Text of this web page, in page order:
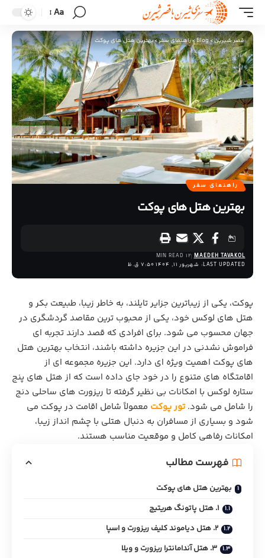
Aa
قصر شیرین>
Blog
>راهنمای سفر>بهترین هتل های پوکت
راهنمای سفر
بهترین هتل های پوکت
LAST UPDATED: شهریور 11, 1404 7:50 ق.ظ
MAEDEH TAVAKOL
12 MIN READ
پوکت، یکی از زیباترین جزایر تایلند، به‌ خاطر زیبا، طبیعت بکر و
هتل ‌های لوکس خود، یکی از محبوب‌ ترین مقاصد گردشگری در
جهان محسوب می ‌شود. برای افرادی که قصد دارند تجربه ‌ای
فراموش ‌نشدنی در این جزیره داشته باشند، انتخاب بهترین هتل‌
های پوکت اهمیت ویژه ‌ای دارد. این جزیره مجموعه ‌ای از
اقامتگاه ‌های متنوع را در خود جای داده است که از هتل‌ های پنج
‌ستاره لوکس با امکانات بی‌ نظیر گرفته تا ریزورت‌ های ساحلی دنج
را شامل می ‌شود.تور پوکت معمولاً شامل اقامت در پوکت می‌
شود و بسیاری از مسافران به دنبال هتلی با چشم ‌انداز زیبا،
امکانات رفاهی کامل و موقعیت مناسب هستند.
فهرست مطالب
بهترین هتل های پوکت
1. هتل پاتونگ هریتیج
2. هتل دیاموند کلیف ریزورت و اسپا
3. هتل آندامانترا ریزورت و ویلا